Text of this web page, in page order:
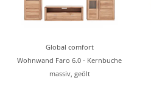
Global comfort
Wohnwand Faro 6.0 - Kernbuche
massiv, geölt